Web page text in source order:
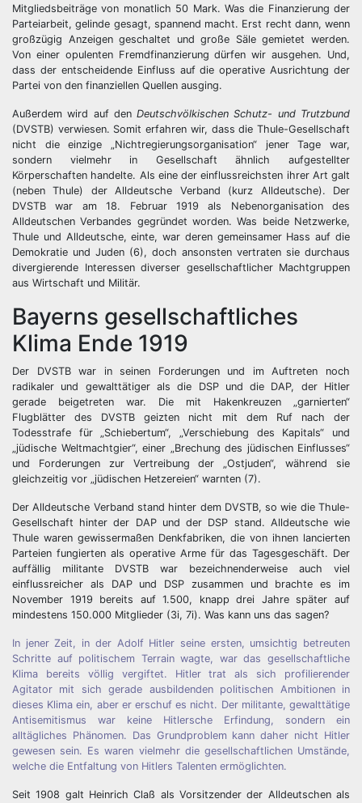
Mitgliedsbeiträge von monatlich 50 Mark. Was die Finanzierung der
Parteiarbeit, gelinde gesagt, spannend macht. Erst recht dann, wenn
großzügig Anzeigen geschaltet und große Säle gemietet werden.
Von einer opulenten Fremdfinanzierung dürfen wir ausgehen. Und,
dass der entscheidende Einfluss auf die operative Ausrichtung der
Partei von den finanziellen Quellen ausging.
Außerdem wird auf denDeutschvölkischen Schutz- und Trutzbund
(DVSTB) verwiesen. Somit erfahren wir, dass die Thule-Gesellschaft
nicht die einzige „Nichtregierungsorganisation“ jener Tage war,
sondern vielmehr in Gesellschaft ähnlich aufgestellter
Körperschaften handelte. Als eine der einflussreichsten ihrer Art galt
(neben Thule) der Alldeutsche Verband (kurz Alldeutsche). Der
DVSTB war am 18. Februar 1919 als Nebenorganisation des
Alldeutschen Verbandes gegründet worden. Was beide Netzwerke,
Thule und Alldeutsche, einte, war deren gemeinsamer Hass auf die
Demokratie und Juden (6), doch ansonsten vertraten sie durchaus
divergierende Interessen diverser gesellschaftlicher Machtgruppen
aus Wirtschaft und Militär.
Bayerns gesellschaftliches
Klima Ende 1919
Der DVSTB war in seinen Forderungen und im Auftreten noch
radikaler und gewalttätiger als die DSP und die DAP, der Hitler
gerade beigetreten war. Die mit Hakenkreuzen „garnierten“
Flugblätter des DVSTB geizten nicht mit dem Ruf nach der
Todesstrafe für „Schiebertum“, „Verschiebung des Kapitals“ und
„jüdische Weltmachtgier“, einer „Brechung des jüdischen Einflusses“
und Forderungen zur Vertreibung der „Ostjuden“, während sie
gleichzeitig vor „jüdischen Hetzereien“ warnten (7).
Der Alldeutsche Verband stand hinter dem DVSTB, so wie die Thule-
Gesellschaft hinter der DAP und der DSP stand. Alldeutsche wie
Thule waren gewissermaßen Denkfabriken, die von ihnen lancierten
Parteien fungierten als operative Arme für das Tagesgeschäft. Der
auffällig militante DVSTB war bezeichnenderweise auch viel
einflussreicher als DAP und DSP zusammen und brachte es im
November 1919 bereits auf 1.500, knapp drei Jahre später auf
mindestens 150.000 Mitglieder (3i, 7i). Was kann uns das sagen?
In jener Zeit, in der Adolf Hitler seine ersten, umsichtig betreuten
Schritte auf politischem Terrain wagte, war das gesellschaftliche
Klima bereits völlig vergiftet. Hitler trat als sich profilierender
Agitator mit sich gerade ausbildenden politischen Ambitionen in
dieses Klima ein, aber er erschuf es nicht. Der militante, gewalttätige
Antisemitismus war keine Hitlersche Erfindung, sondern ein
alltägliches Phänomen. Das Grundproblem kann daher nicht Hitler
gewesen sein. Es waren vielmehr die gesellschaftlichen Umstände,
welche die Entfaltung von Hitlers Talenten ermöglichten.
Seit 1908 galt Heinrich Claß als Vorsitzender der Alldeutschen als